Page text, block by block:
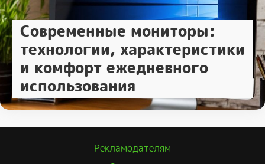
Современные мониторы:
технологии, характеристики
и комфорт ежедневного
использования
Рекламодателям